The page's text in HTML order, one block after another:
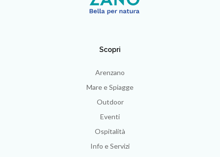
Scopri
Arenzano
Mare e Spiagge
Outdoor
Eventi
Ospitalità
Info e Servizi